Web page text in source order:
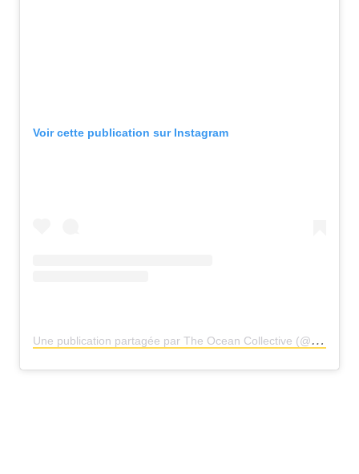
Voir cette publication sur Instagram
U
ne publication partagée par The Ocean Collective (@theoceancollective)